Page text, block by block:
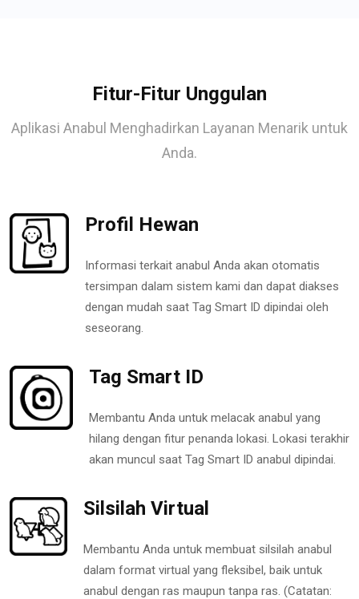
Fitur-Fitur Unggulan
Aplikasi Anabul Menghadirkan Layanan Menarik untuk
Anda.
Profil Hewan
Informasi terkait anabul Anda akan otomatis
tersimpan dalam sistem kami dan dapat diakses
dengan mudah saat Tag Smart ID dipindai oleh
seseorang.
Tag Smart ID
Membantu Anda untuk melacak anabul yang
hilang dengan fitur penanda lokasi. Lokasi terakhir
akan muncul saat Tag Smart ID anabul dipindai.
Silsilah Virtual
Membantu Anda untuk membuat silsilah anabul
dalam format virtual yang fleksibel, baik untuk
anabul dengan ras maupun tanpa ras. (Catatan: